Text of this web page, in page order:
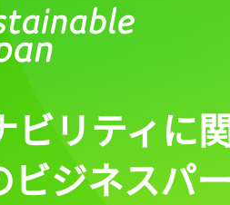
ビリティに
ビジネスパ